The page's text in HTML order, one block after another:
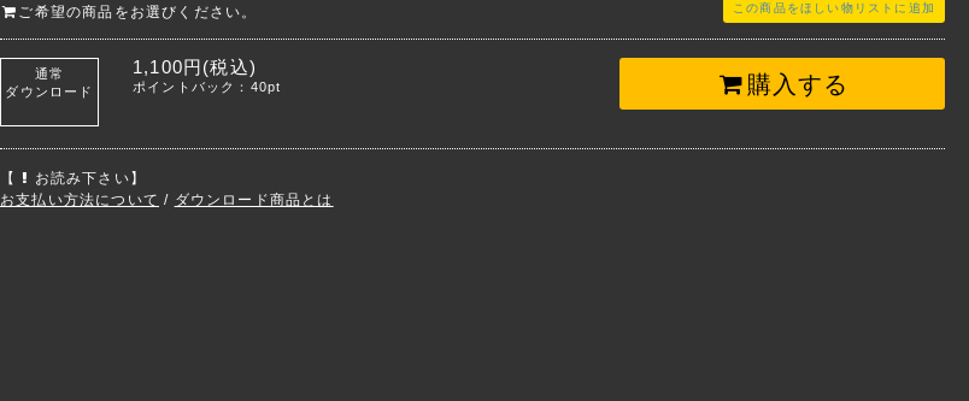
ご希望の商品をお選びください。 この商品をほしい物リストに追加
購入する
通常
ダウンロード
1,100円(税込)
ポイントバック：40pt
【
お読み下さい】
お支払い方法について / ダウンロード商品とは